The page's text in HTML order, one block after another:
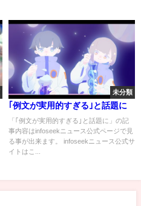
未分類
｢例文が実用的すぎる｣と話題に
「｢例文が実用的すぎる｣と話題に」の記
事内容はinfoseekニュース公式ページで見
る事が出来ます。 infoseekニュース公式サ
イトはこ...